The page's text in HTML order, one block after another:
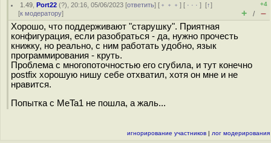
1.49 ,Port22 (?), 20:16, 05/06/2023 [ответить] [ ﹢﹢﹢] [ · · ·][↑]
[к модератору]
+4
+ / –
Хорошо, что поддерживают "старушку". Приятная
конфигурация, если разобраться - да, нужно прочесть
книжку, но реально, с ним работать удобно, язык
программирования - круть.
Проблема с многопоточностью его сгубила, и тут конечно
postfix хорошую нишу себе отхватил, хотя он мне и не
нравится.
Попытка c MeTa1 не пошла, а жаль...
игнорирование участников | лог модерирования